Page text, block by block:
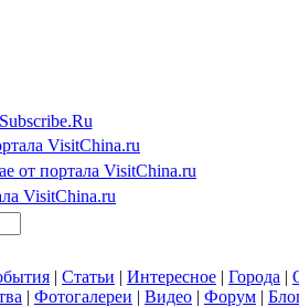
Subscribe.Ru
VisitChina.ru
от портала VisitChina.ru
VisitChina.ru
| Статьи | Интересное | Города |
| Фотогалереи | Видео | Форум |